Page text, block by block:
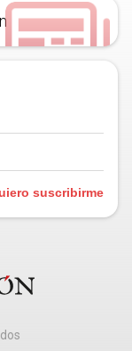
suscribirme